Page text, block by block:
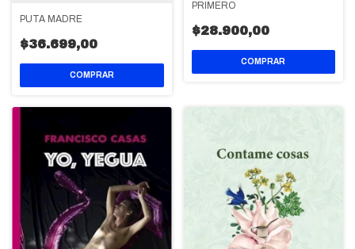
PUTA MADRE
$36.699,00
PRIMERO
$28.900,00